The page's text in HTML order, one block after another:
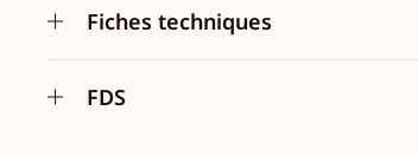
Fiches techniques
FDS